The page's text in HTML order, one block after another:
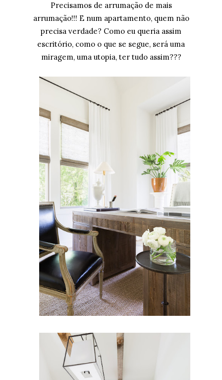
Precisamos de arrumação de mais
arrumação!!! E num apartamento, quem não
precisa verdade? Como eu queria assim
escritório, como o que se segue, será uma
miragem, uma utopia, ter tudo assim???